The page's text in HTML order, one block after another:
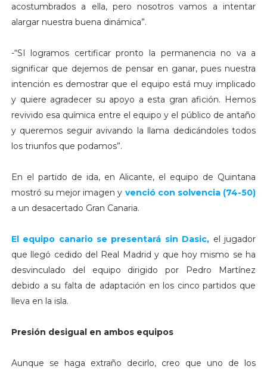
acostumbrados a ella, pero nosotros vamos a intentar
alargar nuestra buena dinámica”.
-“SI logramos certificar pronto la permanencia no va a
significar que dejemos de pensar en ganar, pues nuestra
intención es demostrar que el equipo está muy implicado
y quiere agradecer su apoyo a esta gran afición. Hemos
revivido esa química entre el equipo y el público de antaño
y queremos seguir avivando la llama dedicándoles todos
los triunfos que podamos”.
En el partido de ida, en Alicante, el equipo de Quintana
mostró su mejor imagen y venció con solvencia (74-50)
a un desacertado Gran Canaria.
El equipo canario se presentará sin Dasic, el jugador
que llegó cedido del Real Madrid y que hoy mismo se ha
desvinculado del equipo dirigido por Pedro Martínez
debido a su falta de adaptación en los cinco partidos que
lleva en la isla.
Presión desigual en ambos equipos
Aunque se haga extraño decirlo, creo que uno de los